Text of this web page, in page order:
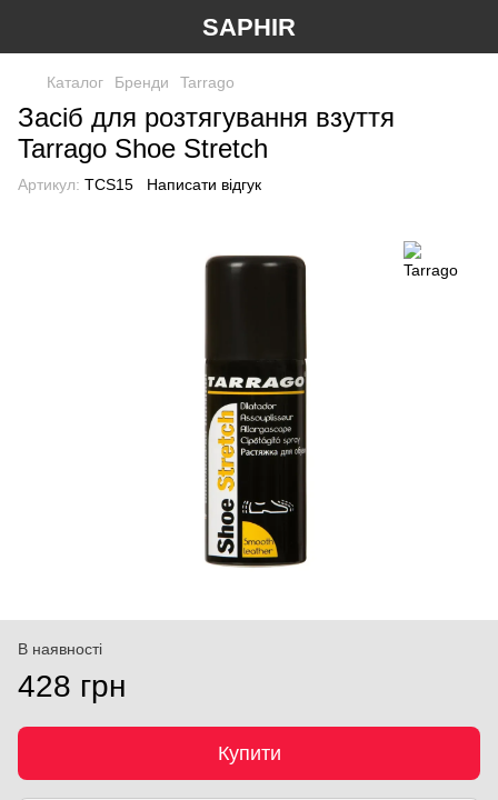
SAPHIR
Каталог Бренди Tarrago
Засіб для розтягування взуття
Tarrago Shoe Stretch
Артикул: TCS15 Написати відгук
В наявності
428 грн
Купити